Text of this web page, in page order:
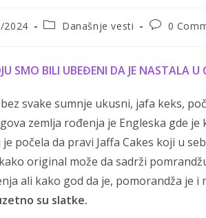
2024
PostDanašnje vesti
Post0
SMO BILI UBEĐENI DA JE NASTALA U
svake sumnje ukusni, jafa keks,
zemlja rođenja je Engleska gde je
počela da pravi Jaffa Cakes koji u
original može da sadrži
ali kako god da je, pomorandža je i
su slatke.